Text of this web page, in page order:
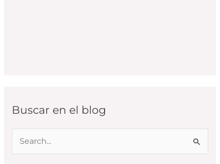
Buscar en el blog